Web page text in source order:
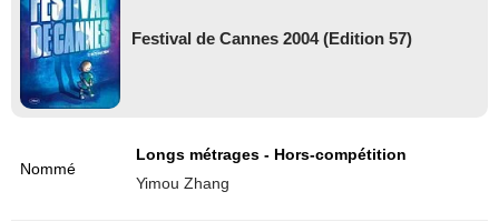
Festival de Cannes 2004 (Edition 57)
Nommé
Longs métrages - Hors-compétition
Yimou Zhang